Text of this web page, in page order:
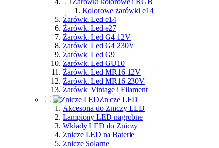
Żarówki kolorowe i RGB
Kolorowe żarówki e14
Żarówki Led e14
Żarówki Led e27
Żarówki Led G4 12V
Żarówki Led G4 230V
Żarówki Led G9
Żarówki Led GU10
Żarówki Led MR16 12V
Żarówki Led MR16 230V
Żarówki Vintage i Filament
Znicze LED
Akcesoria do Zniczy LED
Lampiony LED nagrobne
Wkłady LED do Zniczy
Znicze LED na Baterie
Znicze Solarne